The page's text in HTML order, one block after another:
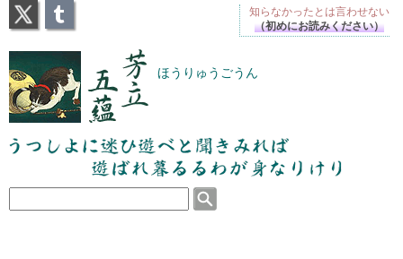
芳立五蘊 ほうりゅうごうん
うつしよに迷ひ遊べと聞きみれば遊ばれ暮るるわが
身なりけり
知らなかったとは言わせない
（初めにお読みください）
X Tumblr